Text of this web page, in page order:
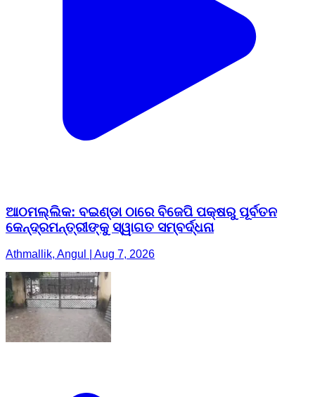
ଆଠମଲ୍ଲିକ: ବଇଣ୍ଡା ଠାରେ ବିଜେପି ପକ୍ଷରୁ ପୂର୍ବତନ
କେନ୍ଦ୍ରମନ୍ତ୍ରୀଙ୍କୁ ସ୍ୱାଗତ ସମ୍ବର୍ଦ୍ଧନା
Athmallik, Angul | Aug 7, 2026